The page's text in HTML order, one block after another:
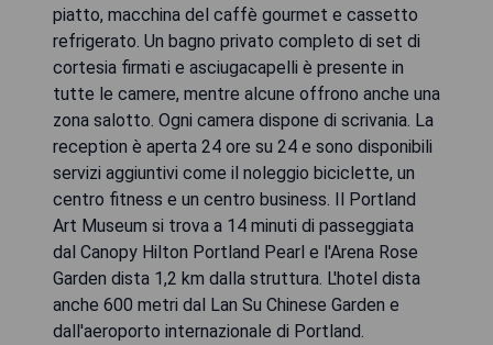
piatto, macchina del caffè gourmet e cassetto
refrigerato. Un bagno privato completo di set di
cortesia firmati e asciugacapelli è presente in
tutte le camere, mentre alcune offrono anche una
zona salotto. Ogni camera dispone di scrivania. La
reception è aperta 24 ore su 24 e sono disponibili
servizi aggiuntivi come il noleggio biciclette, un
centro fitness e un centro business. Il Portland
Art Museum si trova a 14 minuti di passeggiata
dal Canopy Hilton Portland Pearl e l'Arena Rose
Garden dista 1,2 km dalla struttura. L'hotel dista
anche 600 metri dal Lan Su Chinese Garden e
dall'aeroporto internazionale di Portland.